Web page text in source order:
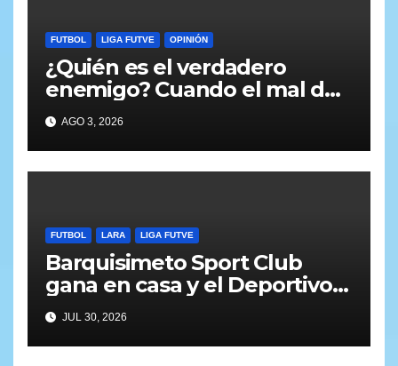
FUTBOL LIGA FUTVE OPINIÓN
¿Quién es el verdadero
enemigo? Cuando el mal del
fútbol viene desde adentro
AGO 3, 2026
FUTBOL LARA LIGA FUTVE
Barquisimeto Sport Club
gana en casa y el Deportivo
Lara pierde en la carretera
JUL 30, 2026